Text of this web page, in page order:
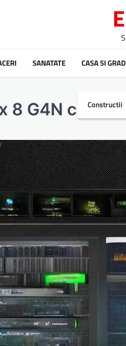
SANATATE CASA SI
Constructii
G4N cu Helix